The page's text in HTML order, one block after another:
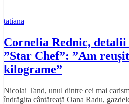
tatiana
Cornelia Rednic, detalii
”Star Chef”: ”Am reușit
kilograme”
Nicolai Tand, unul dintre cei mai
îndrăgita cântăreață Oana Radu,